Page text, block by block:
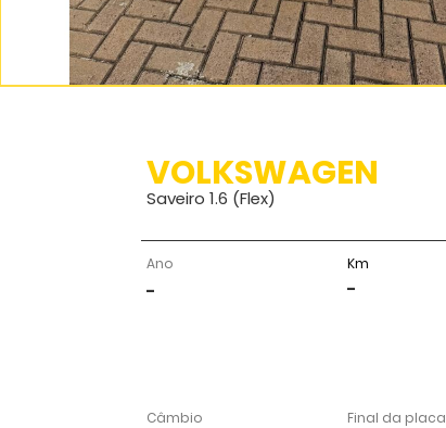
VOLKSWAGEN
Saveiro 1.6 (Flex)
Ano
-
Km
-
Câmbio Final da placa